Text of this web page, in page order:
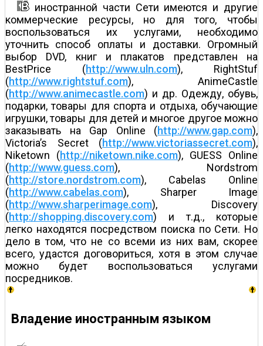
иностранной части Сети имеются и другие
коммерческие ресурсы, но для того, чтобы
воспользоваться их услугами, необходимо
уточнить способ оплаты и доставки. Огромный
выбор DVD, книг и плакатов представлен на
BestPrice (http://www.uln.com), RightStuf
(http://www.rightstuf.com), AnimeCastle
(http://www.animecastle.com) и др. Одежду, обувь,
подарки, товары для спорта и отдыха, обучающие
игрушки, товары для детей и многое другое можно
заказывать на Gap Online (http://www.gap.com),
Victoria’s Secret (http://www.victoriassecret.com),
Niketown (http://niketown.nike.com), GUESS Online
(http://www.guess.com), Nordstrom
(http://store.nordstrom.com), Cabelas Online
(http://www.cabelas.com), Sharper Image
(http://www.sharperimage.com), Discovery
(http://shopping.discovery.com) и т.д., которые
легко находятся посредством поиска по Сети. Но
дело в том, что не со всеми из них вам, скорее
всего, удастся договориться, хотя в этом случае
можно будет воспользоваться услугами
посредников.
Владение иностранным языком